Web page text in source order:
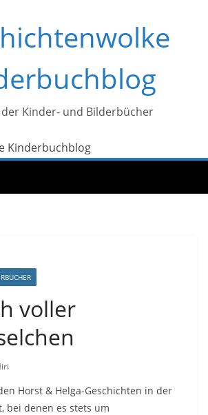
der Kinder- und Bilderbücher
voller
Horst & Helga-Geschichten in der
bei denen es stets um